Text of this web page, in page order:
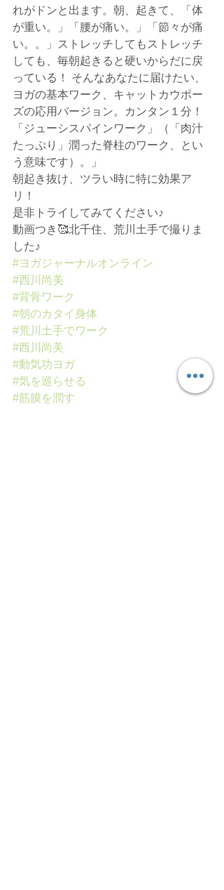
れがドンと出ます。朝、起きて、「体
が重い。」「腰が痛い。」「節々が痛
い。。」ストレッチしてもストレッチ
しても、毎朝起きると硬いからだに戻
っている！ そんなあなたに届けたい、
ヨガの基本ワーク、キャットカウポー
ズの応用バージョン。カンタン１分！
「ジューシスパインワーク」（「肉汁
たっぷり」潤った脊柱のワーク、とい
う意味です）。」
朝起き抜け、ツラい時に特に効果ア
リ！
是非トライしてみてください♪
動画つき🥰北千住、荒川土手で撮りま
した♪
#ヨガジャーナルオンライン
#西川尚美
#背骨ワーク
#朝のカタイ身体
#荒川土手でワーク
#西川尚美
#動気功ヨガ
#気を巡らせる
#筋膜を潤す